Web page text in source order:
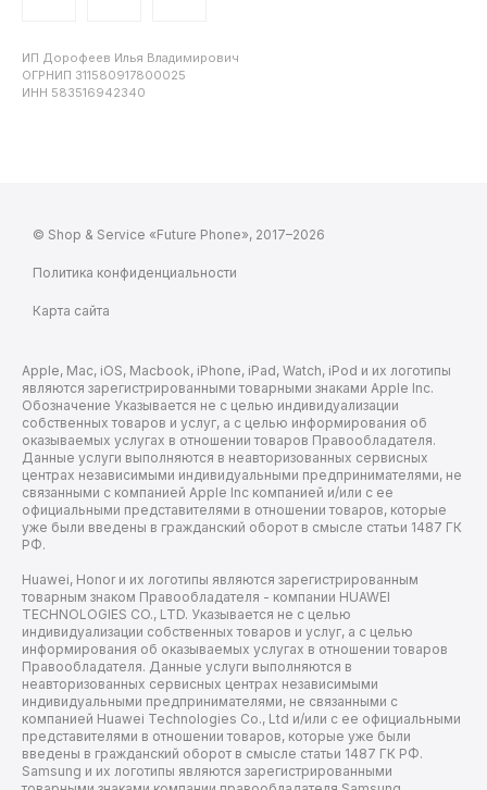
ИП Дорофеев Илья Владимирович
ОГРНИП 311580917800025
ИНН 583516942340
© Shop & Service «Future Phone», 2017–2026
Политика конфиденциальности
Карта сайта
Apple, Mac, iOS, Macbook, iPhone, iPad, Watch, iPod и их логотипы
являются зарегистрированными товарными знаками Apple Inc.
Обозначение Указывается не с целью индивидуализации
собственных товаров и услуг, а с целью информирования об
оказываемых услугах в отношении товаров Правообладателя.
Данные услуги выполняются в неавторизованных сервисных
центрах независимыми индивидуальными предпринимателями, не
связанными с компанией Apple Inc компанией и/или с ее
официальными представителями в отношении товаров, которые
уже были введены в гражданский оборот в смысле статьи 1487 ГК
РФ.
Huawei, Honor и их логотипы являются зарегистрированным
товарным знаком Правообладателя - компании HUAWEI
TECHNOLOGIES CO., LTD. Указывается не с целью
индивидуализации собственных товаров и услуг, а с целью
информирования об оказываемых услугах в отношении товаров
Правообладателя. Данные услуги выполняются в
неавторизованных сервисных центрах независимыми
индивидуальными предпринимателями, не связанными с
компанией Huawei Technologies Co., Ltd и/или с ее официальными
представителями в отношении товаров, которые уже были
введены в гражданский оборот в смысле статьи 1487 ГК РФ.
Samsung и их логотипы являются зарегистрированными